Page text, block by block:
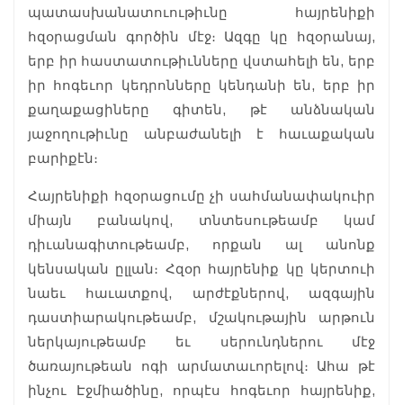
պատասխանատուութիւնը հայրենիքի
հզօրացման գործին մէջ։ Ազգը կը հզօրանայ,
երբ իր հաստատութիւնները վստահելի են, երբ
իր հոգեւոր կեդրոնները կենդանի են, երբ իր
քաղաքացիները գիտեն, թէ անձնական
յաջողութիւնը անբաժանելի է հաւաքական
բարիքէն։
Հայրենիքի հզօրացումը չի սահմանափակուիր
միայն բանակով, տնտեսութեամբ կամ
դիւանագիտութեամբ, որքան ալ անոնք
կենսական ըլլան։ Հզօր հայրենիք կը կերտուի
նաեւ հաւատքով, արժէքներով, ազգային
դաստիարակութեամբ, մշակութային արթուն
ներկայութեամբ եւ սերունդներու մէջ
ծառայութեան ոգի արմատաւորելով։ Ահա թէ
ինչու Էջմիածինը, որպէս հոգեւոր հայրենիք,